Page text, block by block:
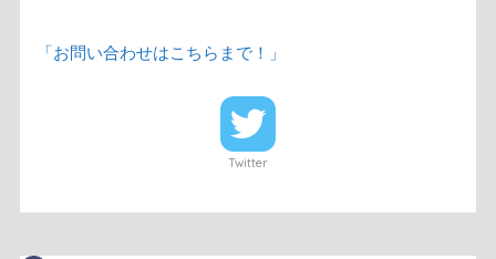
「お問い合わせはこちらまで！」
Twitter